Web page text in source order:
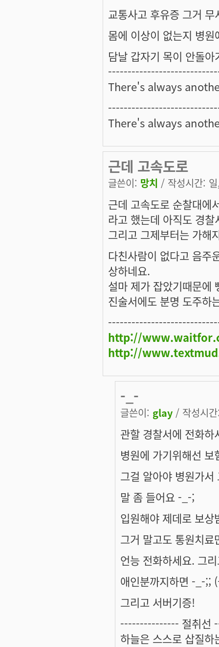
교통사고 후유증 그거 무
몸에 이상이 없는지 병
담날 갑자기 목이 안돌
There's always
There's always
근데 고속도로
글쓴이: 망치 / 작성시간:
근데 고속도로 순찰대에
라고 했는데 아직도 경
그리고 그제부터는 가해
다친사람이 없다고 음주
상하네요.
설마 제가 잡았기때문에
진술서에도 분명 도주하
http://
http://
-_-
글쓴이: glay / 작성시
관할 경찰서에 전화
병원에 가기위해선
그걸 알아야 병원가
말 좀 들어요 -_-;
입원해야 제데로 보
그거 말고도 통원치
언능 전화하세요. 그
애인분까지하면 -_-;;
그리고 서버기증!
--------------- 절취
하늘은 스스로 삽질